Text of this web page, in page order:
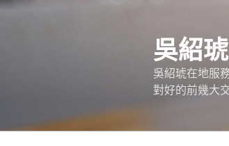
跳
吳紹
吳紹琥在地服
對好的前幾大